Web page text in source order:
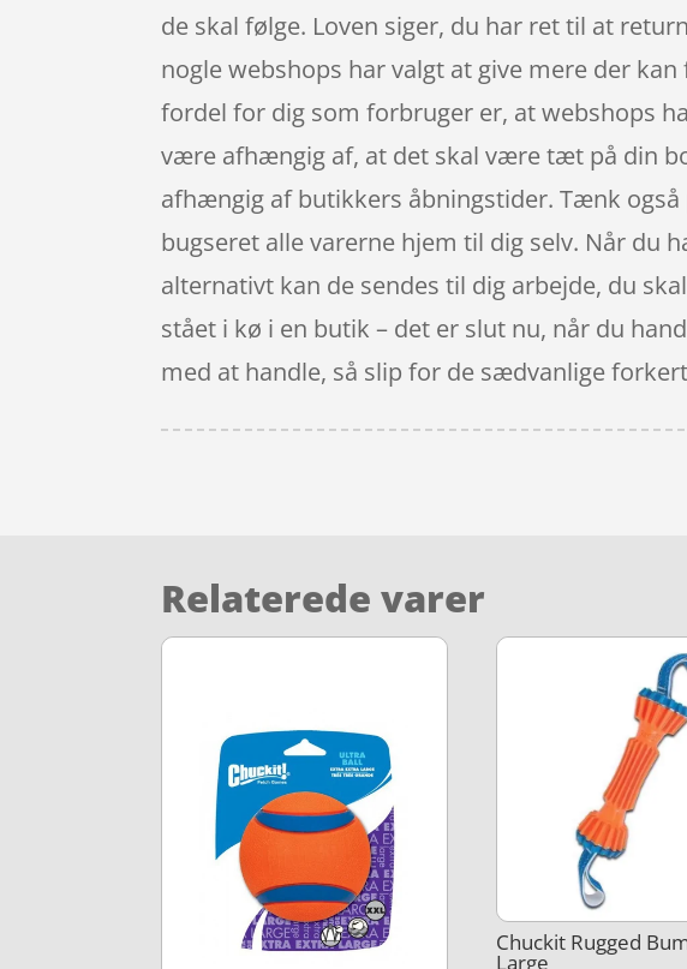
de skal følge. Loven siger, du har ret til at
nogle webshops har valgt at give mere der
fordel for dig som forbruger er, at webshops
være afhængig af, at det skal være tæt på din
afhængig af butikkers åbningstider. Tænk
bugseret alle varerne hjem til dig selv. Når du
alternativt kan de sendes til dig arbejde, du
stået i kø i en butik – det er slut nu, når du
med at handle, så slip for de sædvanlige
Relaterede varer
Chuckit Rugged
Large